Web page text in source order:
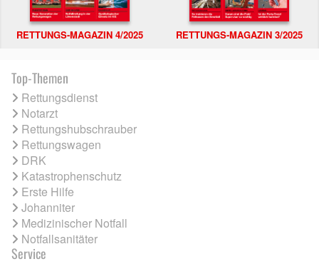
RETTUNGS-MAGAZIN 4/2025 RETTUNGS-MAGAZIN 3/2025
Top-Themen
Rettungsdienst
Notarzt
Rettungshubschrauber
Rettungswagen
DRK
Katastrophenschutz
Erste Hilfe
Johanniter
Medizinischer Notfall
Notfallsanitäter
Service